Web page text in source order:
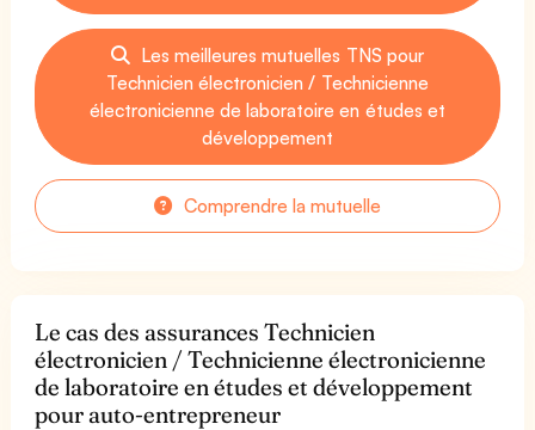
Les meilleures mutuelles TNS pour
Technicien électronicien / Technicienne
électronicienne de laboratoire en études et
développement
Comprendre la mutuelle
Le cas des assurances Technicien
électronicien / Technicienne électronicienne
de laboratoire en études et développement
pour auto-entrepreneur